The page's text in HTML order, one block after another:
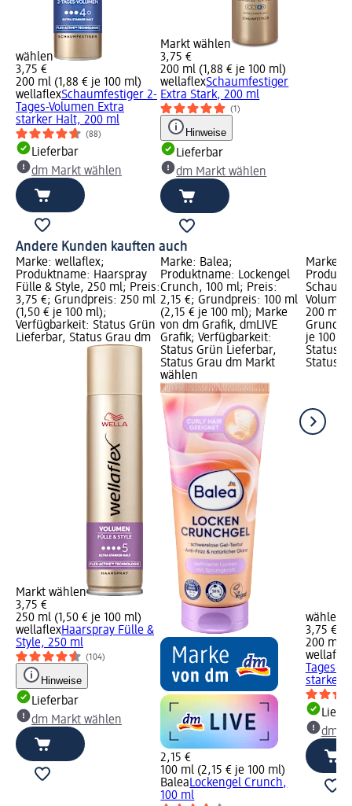
wählen
3,75 €
200 ml (1,88 € je 100 ml)
wellaflexSchaumfestiger 2-
Tages-Volumen Extra
starker Halt, 200 ml
(88)
Lieferbar
dm Markt wählen
Markt wählen
3,75 €
200 ml (1,88 € je 100 ml)
wellaflexSchaumfestiger
Extra Stark, 200 ml
(1)
Hinweise
Lieferbar
dm Markt wählen
Andere Kunden kauften auch
Marke: wellaflex;
Produktname: Haarspray
Fülle & Style, 250 ml; Preis:
3,75 €; Grundpreis: 250 ml
(1,50 € je 100 ml);
Verfügbarkeit: Status Grün
Lieferbar, Status Grau dm
Markt wählen
3,75 €
250 ml (1,50 € je 100 ml)
wellaflexHaarspray Fülle &
Style, 250 ml
(104)
Hinweise
Lieferbar
dm Markt wählen
Marke: Balea;
Produktname: Lockengel
Crunch, 100 ml; Preis:
2,15 €; Grundpreis: 100 ml
(2,15 € je 100 ml); Marke
von dm Grafik, dmLIVE
Grafik; Verfügbarkeit:
Status Grün Lieferbar,
Status Grau dm Markt
wählen
2,15 €
100 ml (2,15 € je 100 ml)
BaleaLockengel Crunch,
100 ml
Marke:
200 ml;
je 100
Status
Status
wählen
3,75 €
200 ml
wellaflex
Tages-
starker
dm